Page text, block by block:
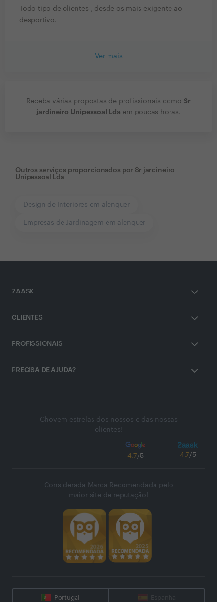
Todo tipo de clientes , desde os mais exigente ao
desportivo.
Ver mais
Receba várias propostas de profissionais como Sr
jardineiro Unipessoal Lda em poucas horas.
Outros serviços proporcionados por Sr jardineiro
Unipessoal Lda
Design de Interiores em alenquer
Empresas de Jardinagem em alenquer
ZAASK
CLIENTES
PROFISSIONAIS
PRECISA DE AJUDA?
Chovem estrelas dos nossos e das nossas
clientes!
4.7/5 4.7/5
Considerada Marca Recomendada pelo
maior site de reputação!
Portugal Espanha